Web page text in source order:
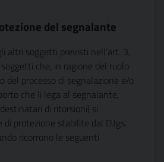
del segnalante
altri soggetti previsti nell’art. 3,
che, in ragione del ruolo
del processo di segnalazione e/o
che li lega al segnalante,
di ritorsioni) si
di protezione stabilite dal D.lgs.
ricorrono le seguenti